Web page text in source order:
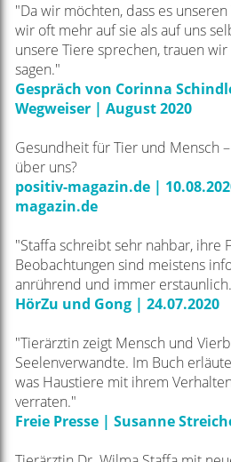
"Da wir möchten, dass es
wir oft mehr auf sie als auf uns
unsere Tiere sprechen, trauen
sagen."
Gespräch von Corinna
Wegweiser | August 2020
Gesundheit für Tier und Mensch
über uns?
positiv-magazin.de |
magazin.de
"Staffa schreibt sehr nahbar, ihre
Beobachtungen sind meistens
anrührend und immer
HörZu und Gong | 24.07.2020
"Tierärztin zeigt Mensch und
Seelenverwandte. Im Buch
was Haustiere mit ihrem
verraten."
Freie Presse | Susanne